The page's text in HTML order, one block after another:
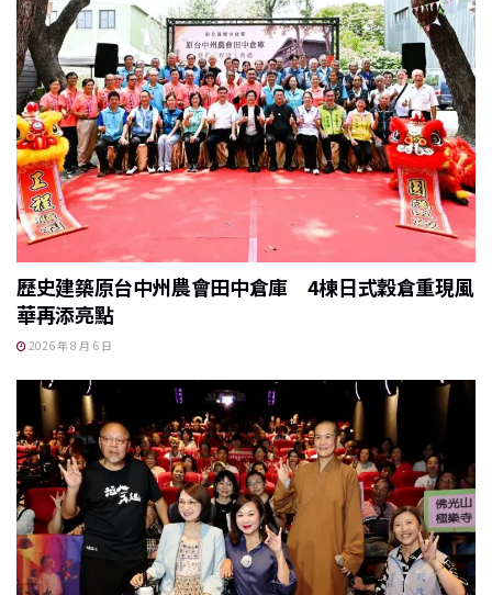
歷史建築原台中州農會田中倉庫 4棟日式穀倉重現風
華再添亮點
2026 年 8 月 6 日